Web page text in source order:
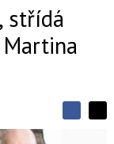
střídá
SS